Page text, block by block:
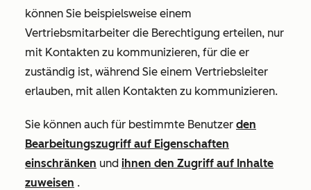
können Sie beispielsweise einem
Vertriebsmitarbeiter die Berechtigung erteilen, nur
mit Kontakten zu kommunizieren, für die er
zuständig ist, während Sie einem Vertriebsleiter
erlauben, mit allen Kontakten zu kommunizieren.
Sie können auch für bestimmte Benutzer den
Bearbeitungszugriff auf Eigenschaften
einschränken und ihnen den Zugriff auf Inhalte
zuweisen .